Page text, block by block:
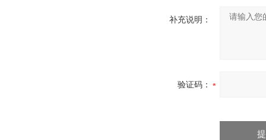
补充说明：
验证码：